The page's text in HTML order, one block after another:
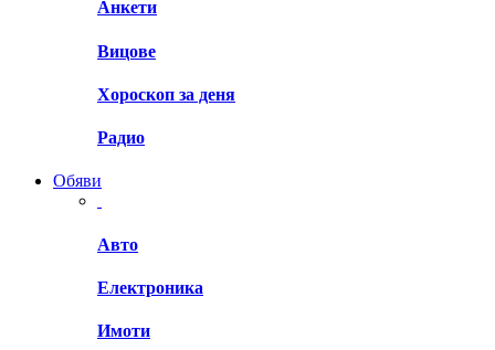
Анкети
Вицове
Хороскоп за деня
Радио
Обяви
Авто
Електроника
Имоти